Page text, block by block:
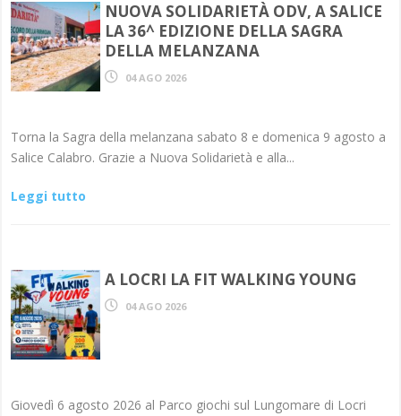
NUOVA SOLIDARIETÀ ODV, A SALICE
LA 36^ EDIZIONE DELLA SAGRA
DELLA MELANZANA
04 AGO 2026
Torna la Sagra della melanzana sabato 8 e domenica 9 agosto a
Salice Calabro. Grazie a Nuova Solidarietà e alla...
Leggi tutto
A LOCRI LA FIT WALKING YOUNG
04 AGO 2026
Giovedì 6 agosto 2026 al Parco giochi sul Lungomare di Locri